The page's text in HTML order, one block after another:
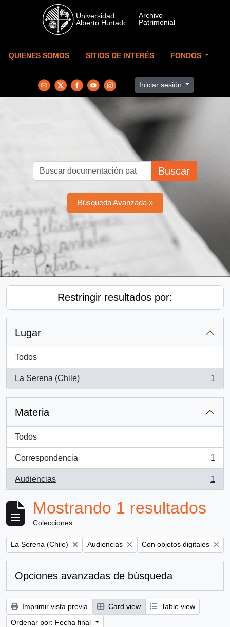
Skip to main content
QUIENES SOMOS SITIOS DE INTERÉS FONDOS
Iniciar sesión
Buscar
Búsqueda Avanzada »
Restringir resultados por:
Lugar
Todos
La Serena (Chile)
, 1 resultados
1
Materia
Todos
Correspondencia
, 1 resultados
1
Audiencias
, 1 resultados
1
Mostrando 1 resultados
Colecciones
Remove filter:
La Serena (Chile) Remove filter:
Audiencias Remove filter:
Con objetos digitales
Opciones avanzadas de búsqueda
Imprimir vista previa Card view
Table view
Ordenar por: Fecha final